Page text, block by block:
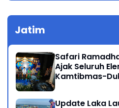
Jatim
Safari
Ajak Seluruh
Kamtibmas-
Update Laka